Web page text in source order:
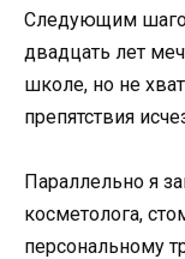
Следующим
двадцать лет
школе, но не
препятствия
Параллельно я
косметолога,
персональному